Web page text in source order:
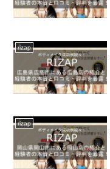
rizap
rizap